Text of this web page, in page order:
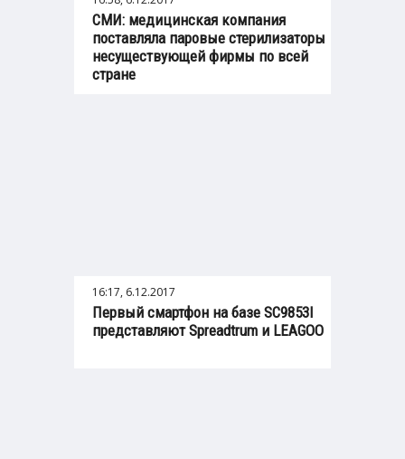
СМИ: медицинская компания
поставляла паровые стерилизаторы
несуществующей фирмы по всей
стране
16:17, 6.12.2017
Первый смартфон на базе SC9853I
представляют Spreadtrum и LEAGOO